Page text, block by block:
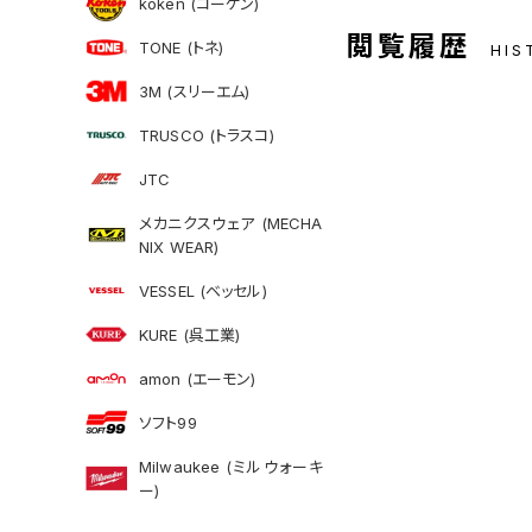
TONE (トネ)
3M (スリーエム)
TRUSCO (トラスコ)
JTC
メカニクスウェア (MECHA
NIX WEAR)
VESSEL (ベッセル)
KURE (呉工業)
amon (エーモン)
ソフト99
Milwaukee (ミルウォーキ
ー)
閲覧履歴